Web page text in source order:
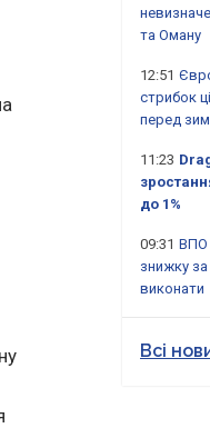
та Оману
12:51
стрибок
перед
11:23
до 1%
09:31 ВПО
знижку
виконати
Всі